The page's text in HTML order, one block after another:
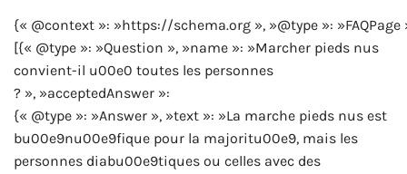
{« @context »: »https://schema.org », »@type »:
[{« @type »: »Question », »name »: »Marcher pieds nus
convient-il u00e0 toutes les personnes
? », »acceptedAnswer »:
{« @type »: »Answer », »text »: »La marche pieds nus est
bu00e9nu00e9fique pour la majoritu00e9, mais les
personnes diabu00e9tiques ou celles avec des